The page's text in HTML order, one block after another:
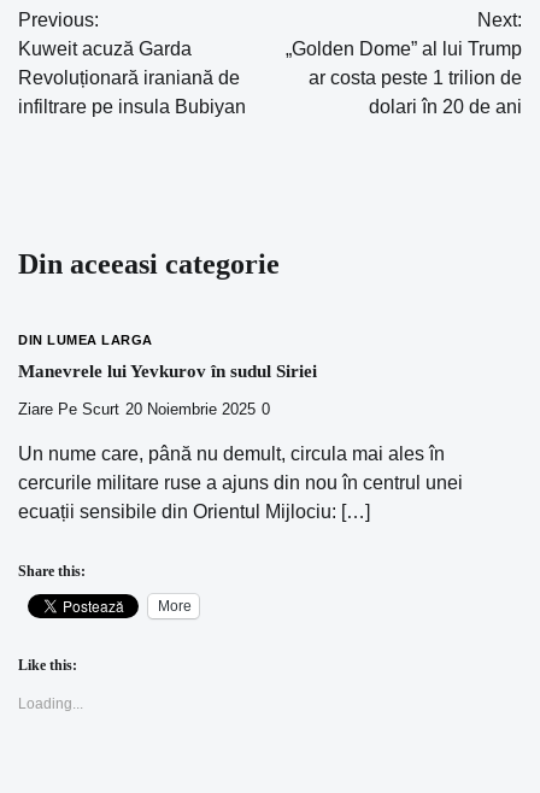
Navigare
în
articole
Previous:
Kuweit acuză Garda
Revoluționară iraniană de
infiltrare pe insula Bubiyan
Next:
„Golden Dome” al lui Trump
ar costa peste 1 trilion de
dolari în 20 de ani
Din aceeasi categorie
DIN LUMEA LARGA
Manevrele lui Yevkurov în sudul Siriei
Ziare Pe Scurt 20 Noiembrie 2025 0
Un nume care, până nu demult, circula mai ales în
cercurile militare ruse a ajuns din nou în centrul unei
ecuații sensibile din Orientul Mijlociu: […]
Share this:
More
Like this:
Loading...